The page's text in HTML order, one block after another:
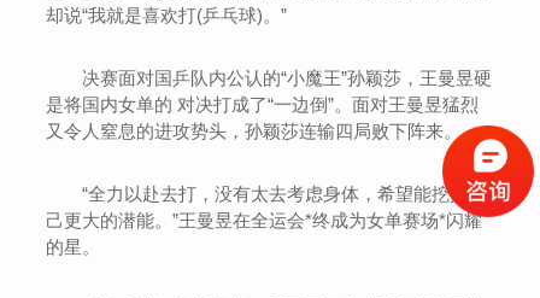
却说“我就是喜欢打(乒乓球)。”
决赛面对国乒队内公认的“小魔王”孙颖莎，王曼昱硬
是将国内女单的 对决打成了“一边倒”。面对王曼昱猛烈
又令人窒息的进攻势头，孙颖莎连输四局败下阵来。
“全力以赴去打，没有太去考虑身体，希望能挖掘自
己更大的潜能。”王曼昱在全运会*终成为女单赛场*闪耀
的星。